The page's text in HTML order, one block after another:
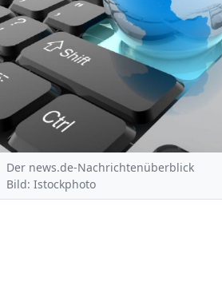
Der news.de-Nachrichtenüberblick
Bild: Istockphoto